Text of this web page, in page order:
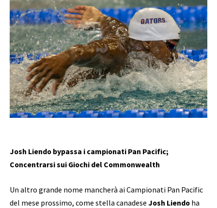
Josh Liendo bypassa i campionati Pan Pacific;
Concentrarsi sui Giochi del Commonwealth
Un altro grande nome mancherà ai Campionati Pan Pacific
del mese prossimo, come stella canadese Josh Liendo ha